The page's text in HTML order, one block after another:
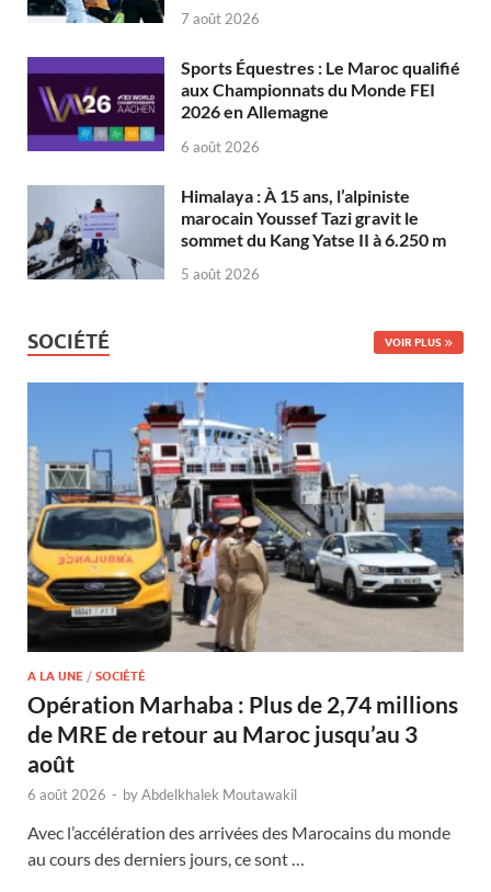
7 août 2026
Sports Équestres : Le Maroc qualifié
aux Championnats du Monde FEI
2026 en Allemagne
6 août 2026
Himalaya : À 15 ans, l’alpiniste
marocain Youssef Tazi gravit le
sommet du Kang Yatse II à 6.250 m
5 août 2026
SOCIÉTÉ VOIR PLUS
A LA UNE / SOCIÉTÉ
Opération Marhaba : Plus de 2,74 millions
de MRE de retour au Maroc jusqu’au 3
août
6 août 2026 - byAbdelkhalek Moutawakil
Avec l’accélération des arrivées des Marocains du monde
au cours des derniers jours, ce sont …